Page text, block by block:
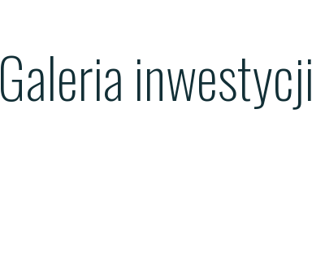
Galeria inwestycji